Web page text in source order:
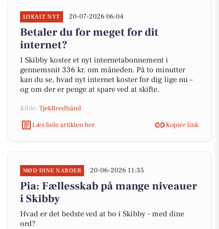
LOKALT NYT 20-07-2026 06:04
Betaler du for meget for dit
internet?
I Skibby koster et nyt internetabonnement i
gennemsnit 336 kr. om måneden. På to minutter
kan du se, hvad nyt internet koster for dig lige nu –
og om der er penge at spare ved at skifte.
Kilde: TjekBredbånd
Læs hele artiklen her
Kopiér link
MØD DINE NABOER 20-06-2026 11:35
Pia: Fællesskab på mange niveauer
i Skibby
Hvad er det bedste ved at bo i Skibby - med dine
ord?